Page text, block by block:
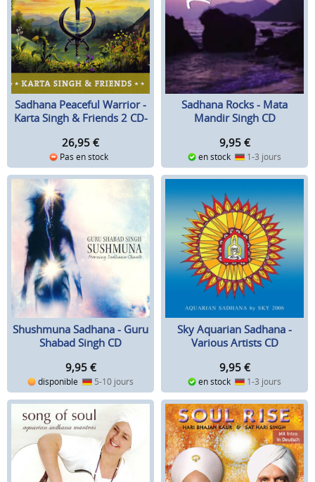
Sadhana Peaceful Warrior -
Karta Singh & Friends 2 CD-
26,95 €
Pas en stock
Sadhana Rocks - Mata
Mandir Singh CD
9,95 €
en stock 1-3 jours
Shushmuna Sadhana - Guru
Shabad Singh CD
9,95 €
disponible 5-10 jours
Sky Aquarian Sadhana -
Various Artists CD
9,95 €
en stock 1-3 jours